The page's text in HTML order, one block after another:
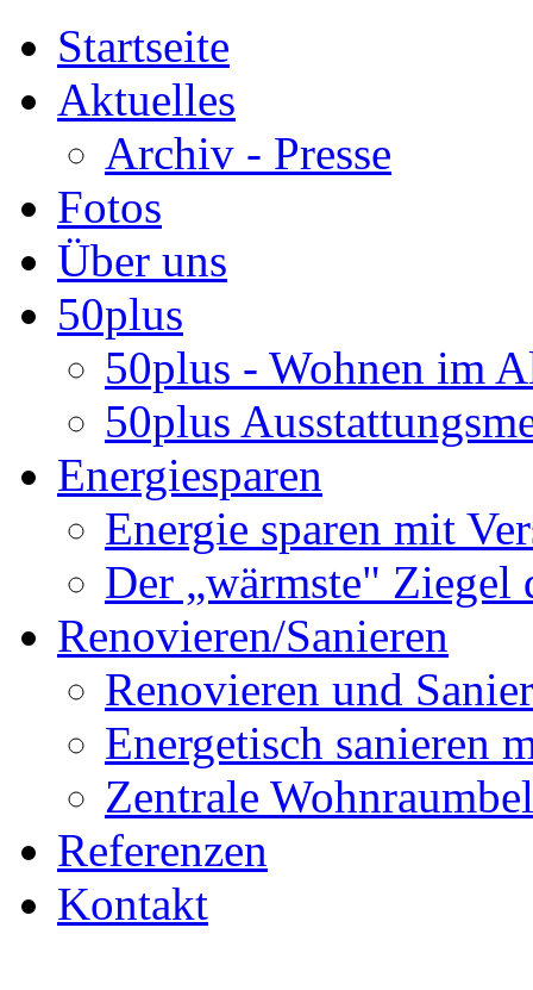
Startseite
Aktuelles
Archiv - Presse
Fotos
Über uns
50plus
50plus - Wohnen im
50plus
Energiesparen
Energie sparen mit
Der „wärmste" Ziegel
Renovieren/Sanieren
Renovieren und
Energetisch sanieren
Zentrale
Referenzen
Kontakt